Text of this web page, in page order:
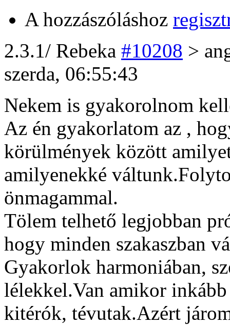
A hozzászóláshoz
2.3.1/ Rebeka #10208 >
szerda, 06:55:43
Nekem is gyakorolnom
Az én gyakorlatom az ,
körülmények között
amilyenekké
önmagammal.
Tölem telhető legjobban
hogy minden szakaszban
Gyakorlok harmoniában,
lélekkel.Van amikor
kitérók, tévutak.Azért